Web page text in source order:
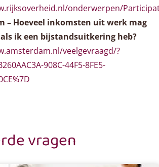
onderwerpen/
– Hoeveel inkomsten uit werk mag
ik een bijstandsuitkering heb?
veelgevraagd/?
908C-44F5-8FE5-
vragen